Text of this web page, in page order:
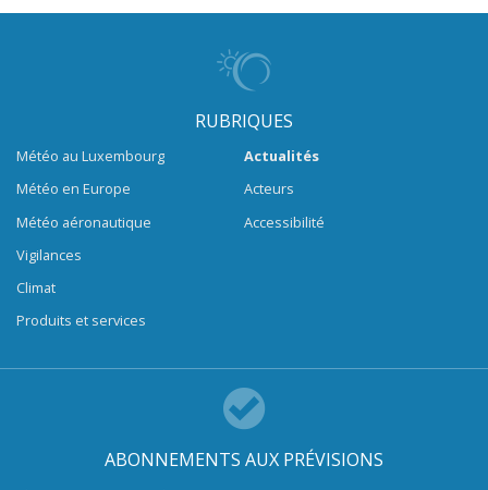
RUBRIQUES
Météo au Luxembourg
Météo en Europe
Météo aéronautique
Vigilances
Climat
Produits et services
Actualités
Acteurs
Accessibilité
ABONNEMENTS AUX PRÉVISIONS